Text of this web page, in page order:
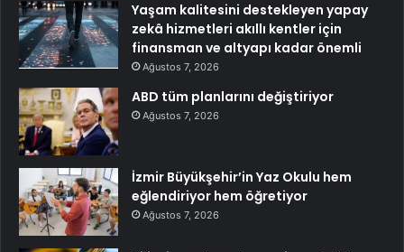
Yaşam kalitesini destekleyen yapay
zekâ hizmetleri akıllı kentler için
finansman ve altyapı kadar önemli
Ağustos 7, 2026
ABD tüm planlarını değiştiriyor
Ağustos 7, 2026
İzmir Büyükşehir’in Yaz Okulu hem
eğlendiriyor hem öğretiyor
Ağustos 7, 2026